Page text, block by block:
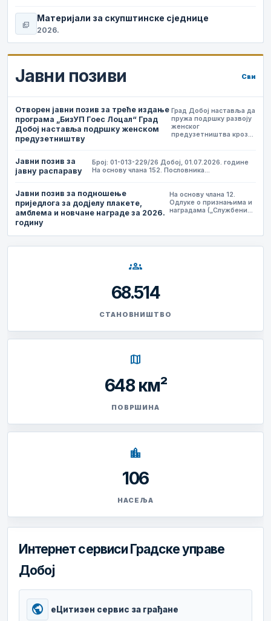
picture_as_pdf
Материјали за скупштинске сједнице
2026.
Јавни позиви Сви
Отворен јавни позив за треће издање
програма „БизУП Гоес Лоцал“ Град
Добој наставља подршку женском
предузетништву
Град Добој наставља да
пружа подршку развоју
женског
предузетништва кроз…
Јавни позив за
јавну распараву
Број: 01-013-229/26 Добој, 01.07.2026. године
На основу члана 152. Пословника…
Јавни позив за подношење
приједлога за додјелу плакете,
амблема и новчане награде за 2026.
годину
На основу члана 12.
Одлуке о признањима и
наградама („Службени…
groups
68.514
СТАНОВНИШТВО
map
648 км²
ПОВРШИНА
location_city
106
НАСЕЉА
Интернет сервиси Градске управе
Добој
public еЦитизен сервис за грађане